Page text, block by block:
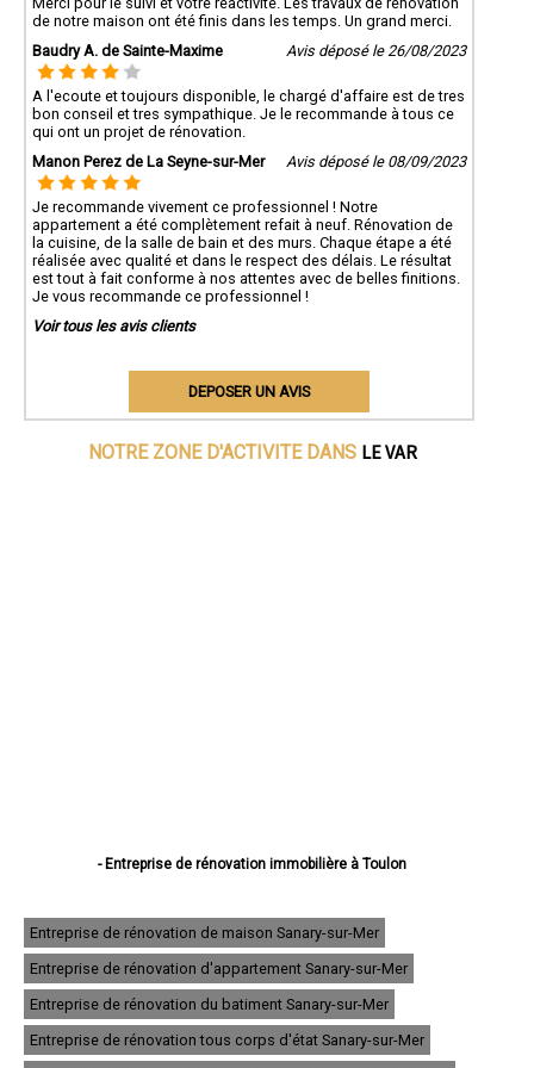
de notre maison ont été finis dans les temps. Un grand merci.
Baudry A. de Sainte-Maxime
Avis déposé le 26/08/2023
A l'ecoute et toujours disponible, le chargé d'affaire est de tres
bon conseil et tres sympathique. Je le recommande à tous ce
qui ont un projet de rénovation.
Manon Perez de La Seyne-sur-Mer
Avis déposé le 08/09/2023
Je recommande vivement ce professionnel ! Notre
appartement a été complètement refait à neuf. Rénovation de
la cuisine, de la salle de bain et des murs. Chaque étape a été
réalisée avec qualité et dans le respect des délais. Le résultat
est tout à fait conforme à nos attentes avec de belles finitions.
Je vous recommande ce professionnel !
Voir tous les avis clients
DEPOSER UN AVIS
NOTRE ZONE D'ACTIVITE DANS LE VAR
- Entreprise de rénovation immobilière à Toulon
- Entreprise de rénovation immobilière à Fréjus
- Entreprise de rénovation immobilière à Draguignan
- Entreprise de rénovation immobilière à Six-Fours-les-Plages
- Entreprise de rénovation immobilière à Saint-Raphaël
- Entreprise de rénovation immobilière à La Garde
- Entreprise de rénovation immobilière à La Valette-du-Var
- Entreprise de rénovation immobilière à Sanary-sur-Mer
Entreprise de rénovation de maison Sanary-sur-Mer
Entreprise de rénovation d'appartement Sanary-sur-Mer
Entreprise de rénovation du batiment Sanary-sur-Mer
Entreprise de rénovation tous corps d'état Sanary-sur-Mer